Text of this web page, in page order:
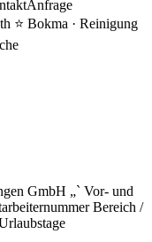
⭐ Bokma · Reinigung
GmbH „` Vor- und
Bereich /